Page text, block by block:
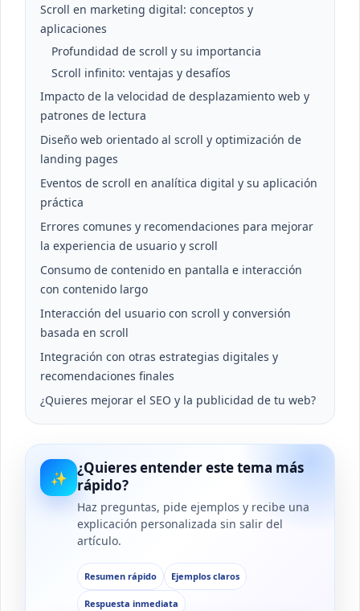
Scroll en marketing digital: conceptos y
aplicaciones
Profundidad de scroll y su importancia
Scroll infinito: ventajas y desafíos
Impacto de la velocidad de desplazamiento web y
patrones de lectura
Diseño web orientado al scroll y optimización de
landing pages
Eventos de scroll en analítica digital y su aplicación
práctica
Errores comunes y recomendaciones para mejorar
la experiencia de usuario y scroll
Consumo de contenido en pantalla e interacción
con contenido largo
Interacción del usuario con scroll y conversión
basada en scroll
Integración con otras estrategias digitales y
recomendaciones finales
¿Quieres mejorar el SEO y la publicidad de tu web?
✨
¿Quieres entender este tema más
rápido?
Haz preguntas, pide ejemplos y recibe una
explicación personalizada sin salir del
artículo.
Resumen rápido Ejemplos claros
Respuesta inmediata